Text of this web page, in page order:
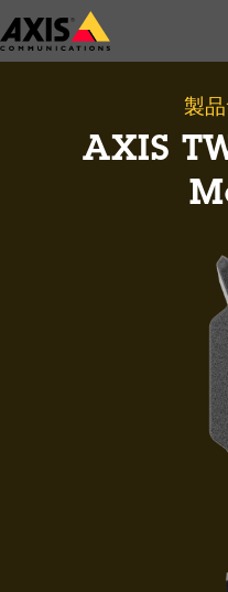
メ
イ
製
AXIS